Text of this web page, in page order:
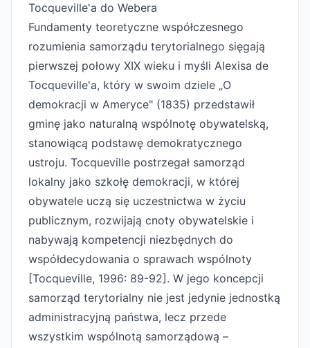
Tocqueville'a do Webera
Fundamenty teoretyczne współczesnego
rozumienia samorządu terytorialnego sięgają
pierwszej połowy XIX wieku i myśli Alexisa de
Tocqueville'a, który w swoim dziele „O
demokracji w Ameryce" (1835) przedstawił
gminę jako naturalną wspólnotę obywatelską,
stanowiącą podstawę demokratycznego
ustroju. Tocqueville postrzegał samorząd
lokalny jako szkołę demokracji, w której
obywatele uczą się uczestnictwa w życiu
publicznym, rozwijają cnoty obywatelskie i
nabywają kompetencji niezbędnych do
współdecydowania o sprawach wspólnoty
[Tocqueville, 1996: 89-92]. W jego koncepcji
samorząd terytorialny nie jest jedynie jednostką
administracyjną państwa, lecz przede
wszystkim wspólnotą samorządową –